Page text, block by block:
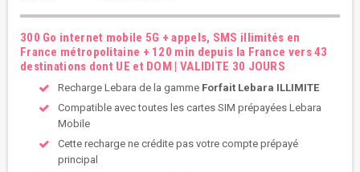
300 Go internet mobile 5G + appels, SMS illimités en
France métropolitaine + 120 min depuis la France vers 43
destinations dont UE et DOM | VALIDITE 30 JOURS
Recharge Lebara de la gamme Forfait Lebara ILLIMITE
Compatible avec toutes les cartes SIM prépayées Lebara
Mobile
Cette recharge ne crédite pas votre compte prépayé
principal